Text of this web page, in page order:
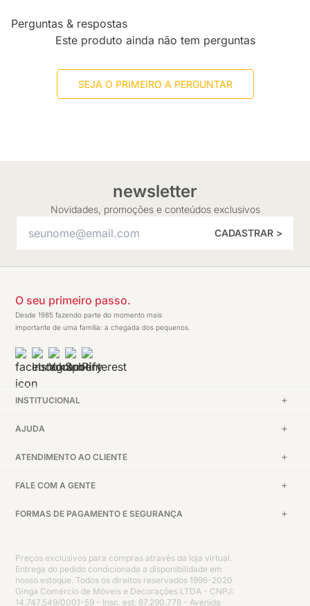
Perguntas & respostas
Este produto ainda não tem perguntas
SEJA O PRIMEIRO A PERGUNTAR
newsletter
Novidades, promoções e conteúdos exclusivos
CADASTRAR >
O seu primeiro passo.
Desde 1985 fazendo parte do momento mais
importante de uma família: a chegada dos pequenos.
INSTITUCIONAL
AJUDA
ATENDIMENTO AO CLIENTE
FALE COM A GENTE
FORMAS DE PAGAMENTO E SEGURANÇA
Preços exclusivos para compras através da loja virtual.
Entrega do pedido condicionada a disponibilidade em
nosso estoque. Todos os direitos reservados 1996-2020
Ginga Comércio de Móveis e Decorações LTDA - CNPJ:
14.747.549/0001-59 - Insc. est: 87.290.778 - Avenida